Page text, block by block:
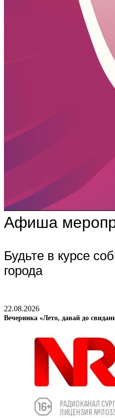
Афиша
Будьте в курсе
города
22.08.2026
Вечеринка «Лето, давай до